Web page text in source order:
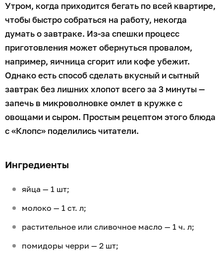
Утром, когда приходится бегать по всей квартире,
чтобы быстро собраться на работу, некогда
думать о завтраке. Из-за спешки процесс
приготовления может обернуться провалом,
например, яичница сгорит или кофе убежит.
Однако есть способ сделать вкусный и сытный
завтрак без лишних хлопот всего за 3 минуты —
запечь в микроволновке омлет в кружке с
овощами и сыром. Простым рецептом этого блюда
с «Клопс» поделились читатели.
Ингредиенты
яйца — 1 шт;
молоко — 1 ст. л;
растительное или сливочное масло — 1 ч. л;
помидоры черри — 2 шт;